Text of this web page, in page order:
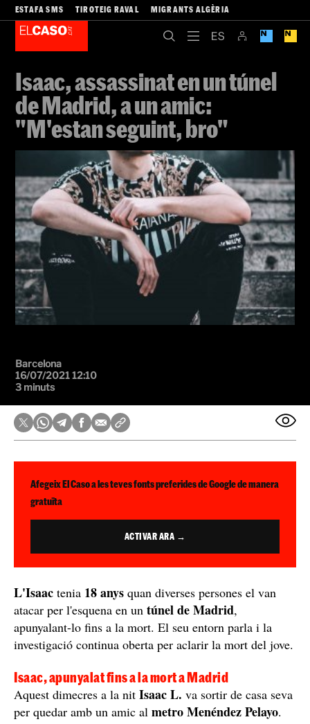
ESTAFA SMS TIROTEIG RAVAL MIGRANTS ALGÈRIA
Isaac, assassinat en un túnel
de Madrid, a un amic:
"M'estan seguint, bro"
Barcelona
16/07/2021 12:10
3 minuts
Afegeix El Caso a les teves fonts preferides de Google de manera
gratuïta
ACTIVAR ARA →
L'Isaac tenia 18 anys quan diverses persones el van
atacar per l'esquena en un túnel de Madrid,
apunyalant-lo fins a la mort. El seu entorn parla i la
investigació continua oberta per aclarir la mort del jove.
Isaac, apunyalat fins a la mort a Madrid
Aquest dimecres a la nit Isaac L. va sortir de casa seva
per quedar amb un amic al metro Menéndez Pelayo.